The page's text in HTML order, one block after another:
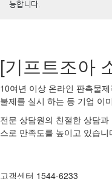
능합니다.
[기프트조아
10여년 이상 온라인 판촉물
불제를 실시 하는 등 기업 이
전문 상담원의 친절한 상담
스로 만족도를 높이고 있습니
고객센터 1544-6233